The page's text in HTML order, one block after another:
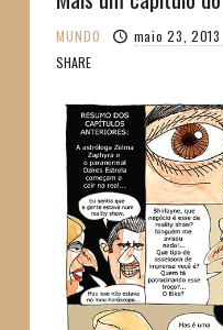
MUNDO maio 23, 2013
SHARE